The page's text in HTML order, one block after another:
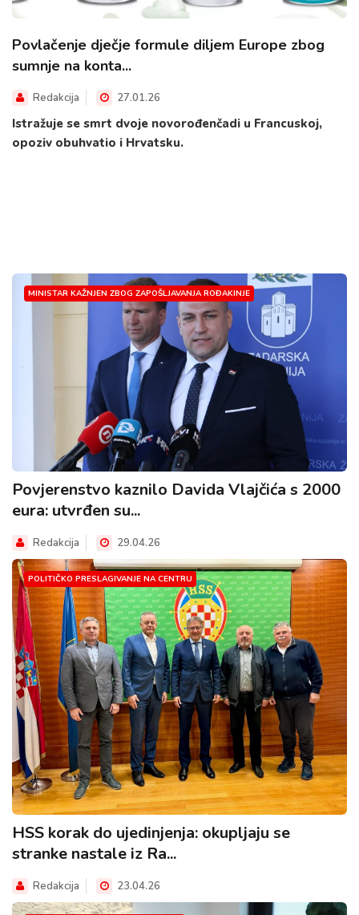
Povlačenje dječje formule diljem Europe zbog
sumnje na konta...
Redakcija 27.01.26
Istražuje se smrt dvoje novorođenčadi u Francuskoj,
opoziv obuhvatio i Hrvatsku.
MINISTAR KAŽNJEN ZBOG ZAPOŠLJAVANJA ROĐAKINJE
Povjerenstvo kaznilo Davida Vlajčića s 2000
eura: utvrđen su...
Redakcija 29.04.26
POLITIČKO PRESLAGIVANJE NA CENTRU
HSS korak do ujedinjenja: okupljaju se
stranke nastale iz Ra...
Redakcija 23.04.26